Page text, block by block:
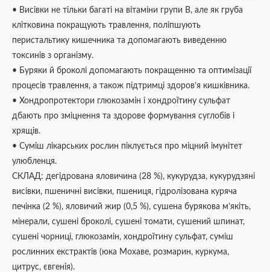
• Висівки не тільки багаті на вітаміни групи В, але як груба
клітковина покращують травлення, поліпшують
перистальтику кишечника та допомагають виведенню
токсинів з організму.
• Буряки й броколі допомагають покращенню та оптимізації
процесів травлення, а також підтримці здоров’я кишківника.
• Хондропротектори глюкозамін і хондроїтину сульфат
дбають про зміцнення та здорове формування суглобів і
хрящів.
• Суміш лікарських рослин піклується про міцний імунітет
улюбленця.
СКЛАД: дегідрована яловичина (28 %), кукурудза, кукурудзяні
висівки, пшеничні висівки, пшениця, гідролізована куряча
печінка (2 %), яловичий жир (0,5 %), сушена бурякова м’якіть,
мінерали, сушені броколі, сушені томати, сушений шпинат,
сушені чорниці, глюкозамін, хондроїтину сульфат, суміш
рослинних екстрактів (юка Мохаве, розмарин, куркума,
цитрус, євгенія).